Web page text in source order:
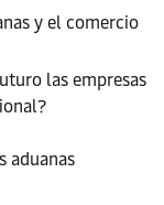
y el comercio
las empresas
aduanas